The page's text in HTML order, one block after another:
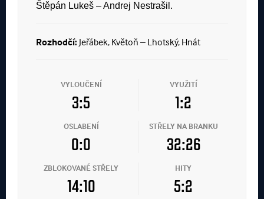
Štěpán Lukeš – Andrej Nestrašil.
Rozhodčí: Jeřábek, Květoň – Lhotský, Hnát
VYLOUČENÍ
3:5
VYUŽITÍ
1:2
OSLABENÍ
0:0
STŘELY NA BRANKU
32:26
ZBLOKOVANÉ STŘELY
14:10
HITY
5:2